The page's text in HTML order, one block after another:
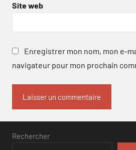
Site web
Enregistrer mon nom, mon e-
navigateur pour mon prochain
Rechercher